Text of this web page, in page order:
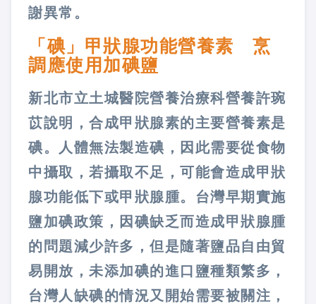
謝異常。
「碘」甲狀腺功能營養素 烹
調應使用加碘鹽
新北市立土城醫院營養治療科營養許琬
苡說明，合成甲狀腺素的主要營養素是
碘。人體無法製造碘，因此需要從食物
中攝取，若攝取不足，可能會造成甲狀
腺功能低下或甲狀腺腫。台灣早期實施
鹽加碘政策，因碘缺乏而造成甲狀腺腫
的問題減少許多，但是隨著鹽品自由貿
易開放，未添加碘的進口鹽種類繁多，
台灣人缺碘的情況又開始需要被關注，